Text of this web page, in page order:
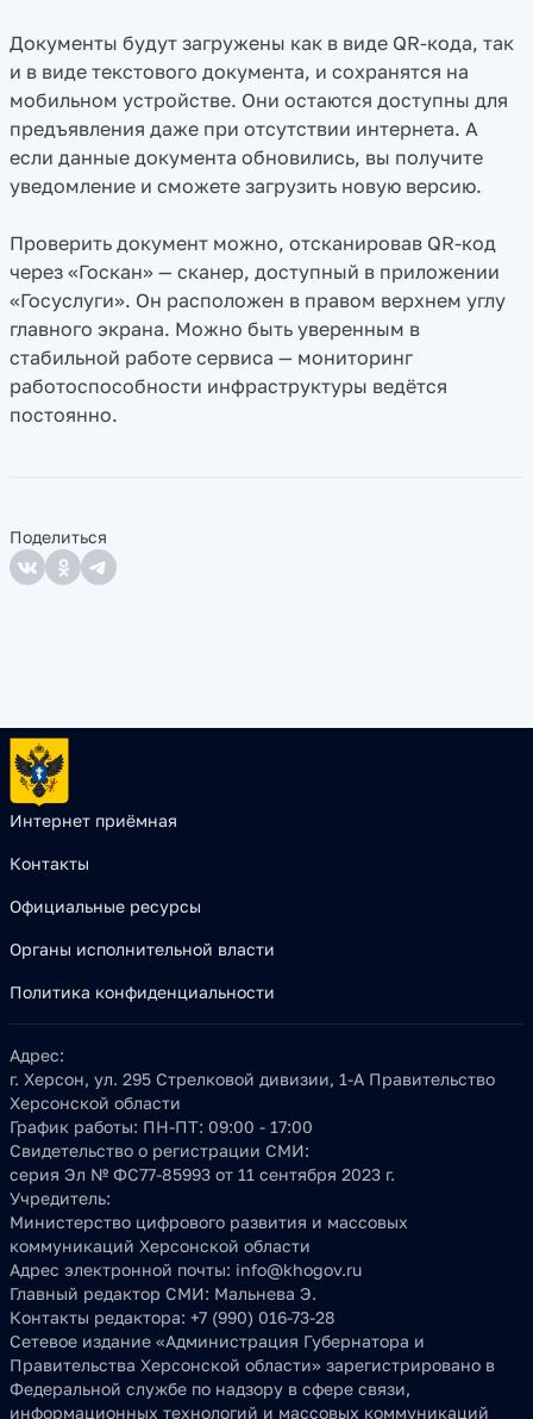
Документы будут загружены как в виде QR-кода, так
и в виде текстового документа, и сохранятся на
мобильном устройстве. Они остаются доступны для
предъявления даже при отсутствии интернета. А
если данные документа обновились, вы получите
уведомление и сможете загрузить новую версию.
Проверить документ можно, отсканировав QR-код
через «Госкан» — сканер, доступный в приложении
«Госуслуги». Он расположен в правом верхнем углу
главного экрана. Можно быть уверенным в
стабильной работе сервиса — мониторинг
работоспособности инфраструктуры ведётся
постоянно.
Поделиться
Интернет приёмная
Контакты
Официальные ресурсы
Органы исполнительной власти
Политика конфиденциальности
Адрес:
г. Херсон, ул. 295 Стрелковой дивизии, 1-А Правительство
Херсонской области
График работы: ПН-ПТ: 09:00 - 17:00
Свидетельство о регистрации СМИ:
серия Эл № ФС77-85993 от 11 сентября 2023 г.
Учредитель:
Министерство цифрового развития и массовых
коммуникаций Херсонской области
Адрес электронной почты: info@khogov.ru
Главный редактор СМИ: Мальнева Э.
Контакты редактора: +7 (990) 016-73-28
Сетевое издание «Администрация Губернатора и
Правительства Херсонской области» зарегистрировано в
Федеральной службе по надзору в сфере связи,
информационных технологий и массовых коммуникаций